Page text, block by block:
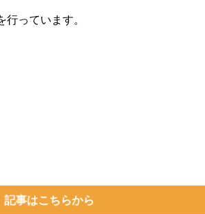
っています。
記事はこちらから